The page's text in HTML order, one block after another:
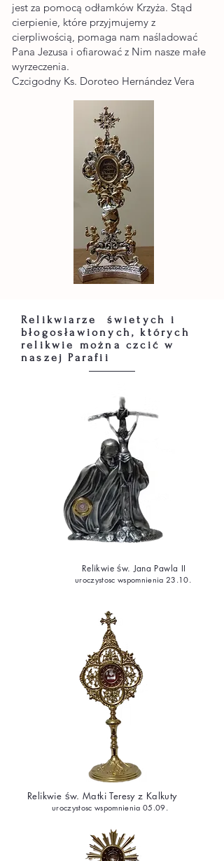
jest za pomocą odłamków Krzyża. Stąd
cierpienie, które przyjmujemy z
cierpliwością, pomaga nam naśladować
Pana Jezusa i ofiarować z Nim nasze małe
wyrzeczenia.
Czcigodny Ks. Doroteo Hernández Vera
Relikwiarze świetych i
błogosławionych, których
relikwie można czcić w
naszej Parafii
Relikwie św. Jana Pawla II
uroczystosc wspomnienia 23.10.
Relikwie św. Matki Teresy z Kalkuty
uroczystosc wspomnienia 05.09.